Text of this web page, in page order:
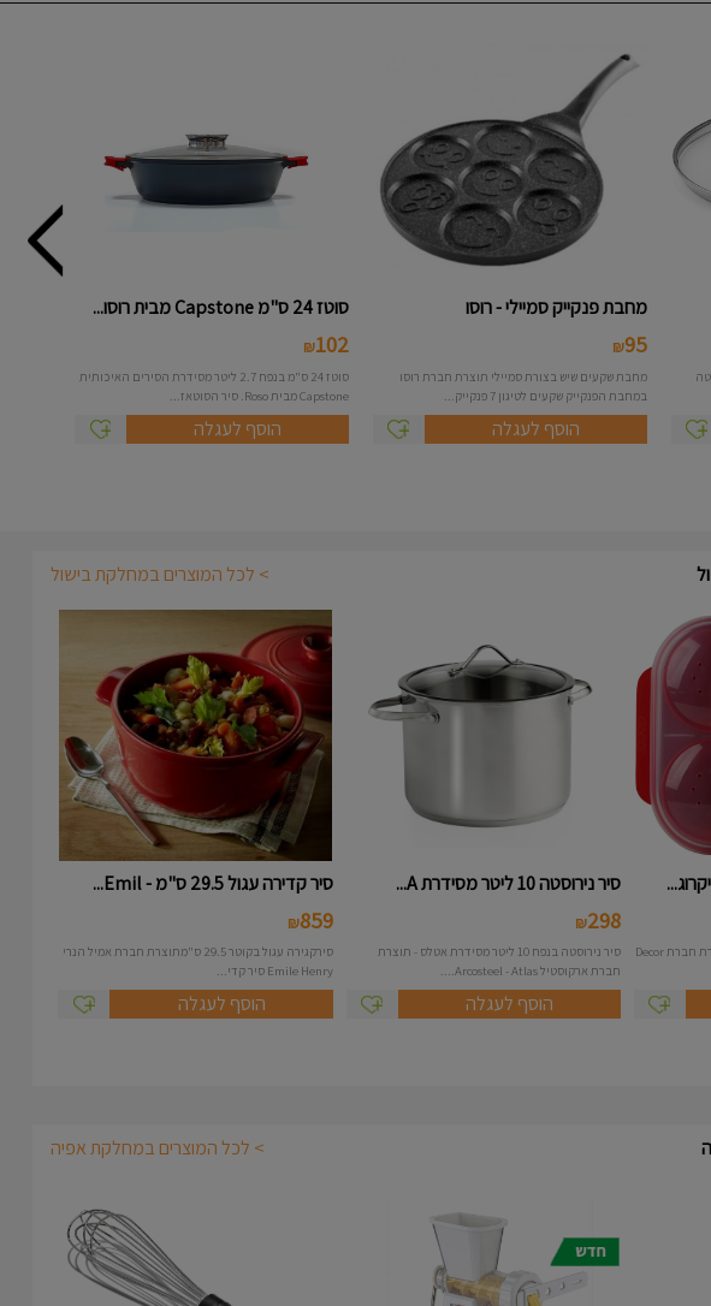
מחבת פנקייק סמיילי - רוסו
95
₪
מחבת שקעים שיש בצורת סמיילי תוצרת חברת רוסו
במחבת הפנקייק שקעים לטיגון 7 פנקייק...
הוסף לעגלה
סוטז 24 ס"מ Capstone מבית רוסו...
102
₪
סוטז 24 ס"מ בנפח 2.7 ליטר מסידרת הסירים האיכותית
Capstone מבית Roso. סיר הסוטאז...
הוסף לעגלה
> לכל המוצרים במחלקת בישול
כלי להכנת ביצים עלומות במיקרוגל תוצרת חברת Decor
סיר נירוסטה 10 ליטר מסידרת A...
298
₪
סיר נירוסטה בנפח 10 ליטר מסידרת אטלס - תוצרת
חברת ארקוסטיל Arcosteel - Atlas....
הוסף לעגלה
סיר קדירה עגול 29.5 ס"מ - Emil...
859
₪
סירקגירה עגול בקוטר 29.5 ס"מתוצרת חברת אמיל הנרי
Emile Henry סיר קדי...
הוסף לעגלה
> לכל המוצרים במחלקת אפיה